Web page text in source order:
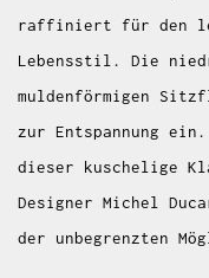
raffiniert für den
Lebensstil. Die
muldenförmigen
zur Entspannung
dieser kuschelige
Designer Michel
der unbegrenzten